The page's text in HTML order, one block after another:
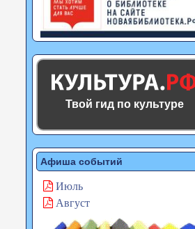
Твой гид по культуре
Афиша событий
Июль
Август